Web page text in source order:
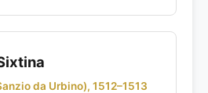
da Urbino), 1512–1513